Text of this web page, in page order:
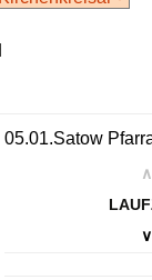
05.01.Satow
∧
∨